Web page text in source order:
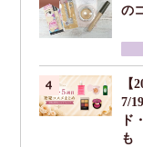
の
【
7/
ド
も